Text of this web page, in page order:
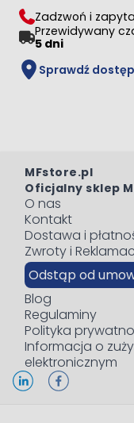
Zadzwoń i
Przewidywany
5 dni
Sprawdź
MFstore.pl
Oficjalny sklep
O nas
Kontakt
Dostawa i
Zwroty i
Odstąp od
Blog
Regulaminy
Polityka
Informacja o
elektronicznym